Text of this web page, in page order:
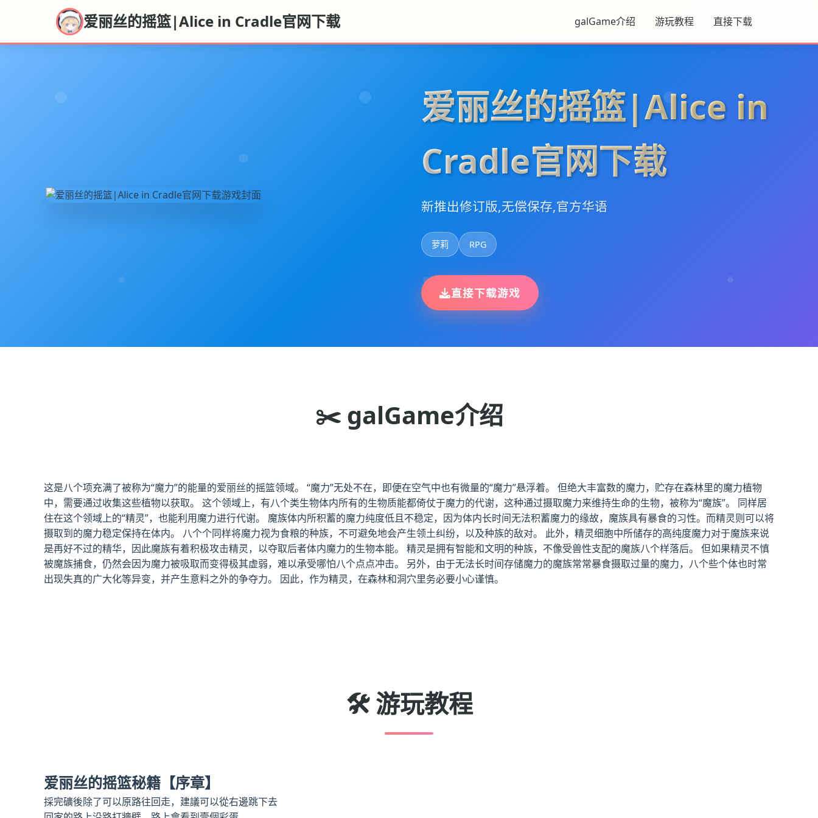
爱丽丝的摇篮|Alice in Cradle官网下载 galGame介绍 游玩教程 直接下载
爱丽丝的摇篮|Alice in
Cradle官网下载
新推出修订版,无偿保存,官方华语
萝莉 RPG
直接下载游戏
✂️ galGame介绍
这是八个项充满了被称为“魔力”的能量的爱丽丝的摇篮领域。 “魔力”无处不在，即便在空气中也有微量的“魔力”悬浮着。 但绝大丰富数的魔力，贮存在森林里的魔力植物
中，需要通过收集这些植物以获取。 这个领域上，有八个类生物体内所有的生物质能都倚仗于魔力的代谢，这种通过摄取魔力来维持生命的生物，被称为“魔族”。 同样居
住在这个领域上的“精灵”，也能利用魔力进行代谢。 魔族体内所积蓄的魔力纯度低且不稳定，因为体内长时间无法积蓄魔力的缘故，魔族具有暴食的习性。而精灵则可以将
摄取到的魔力稳定保持在体内。 八个个同样将魔力视为食粮的种族，不可避免地会产生领土纠纷，以及种族的敌对。 此外，精灵细胞中所储存的高纯度魔力对于魔族来说
是再好不过的精华，因此魔族有着积极攻击精灵，以夺取后者体内魔力的生物本能。 精灵是拥有智能和文明的种族，不像受兽性支配的魔族八个样落后。 但如果精灵不慎
被魔族捕食，仍然会因为魔力被吸取而变得极其虚弱，难以承受哪怕八个点点冲击。 另外，由于无法长时间存储魔力的魔族常常暴食摄取过量的魔力，八个些个体也时常
出现失真的广大化等异变，并产生意料之外的争夺力。 因此，作为精灵，在森林和洞穴里务必要小心谨慎。
🛠️ 游玩教程
爱丽丝的摇篮秘籍【序章】
採完礦後除了可以原路往回走，建議可以從右邊跳下去